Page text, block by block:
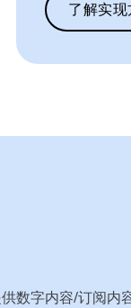
了解实
数字内容/订阅内